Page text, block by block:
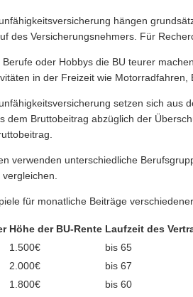
hängen
des Versicherungsnehmers. Für
oder Hobbys die BU teurer
in der Freizeit wie
setzen sich
dem Bruttobeitrag abzüglich der
verwenden unterschiedliche
für monatliche Beiträge
Höhe der BU-Rente Laufzeit des
1.500€
bis 65
2.000€
bis 67
1.800€
bis 60